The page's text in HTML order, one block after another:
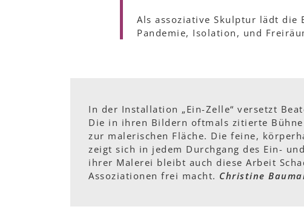
Als assoziative Skulptur lädt die
Pandemie, Isolation, und
In der Installation „Ein-Zelle“ versetzt
Die in ihren Bildern oftmals zitierte
zur malerischen Fläche. Die feine,
zeigt sich in jedem Durchgang des Ein-
ihrer Malerei bleibt auch diese Arbeit
Assoziationen frei macht. Christine